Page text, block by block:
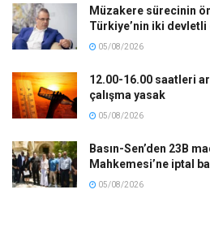
Müzakere sürecinin
Türkiye’nin iki
05/08/2026
12.00-16.00 saatleri
çalışma yasak
05/08/2026
Basın-Sen’den 23B
Mahkemesi’ne iptal
05/08/2026